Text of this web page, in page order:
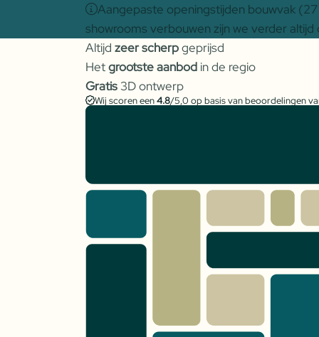
Aangepaste openingstijden bouwvak
showrooms verbouwen zijn we verder
Altijd zeer scherpgeprijsd
Hetgrootste aanbod in de regio
Gratis 3D ontwerp
Wij scoren een4.8/5,0 op basis van beoordelingen